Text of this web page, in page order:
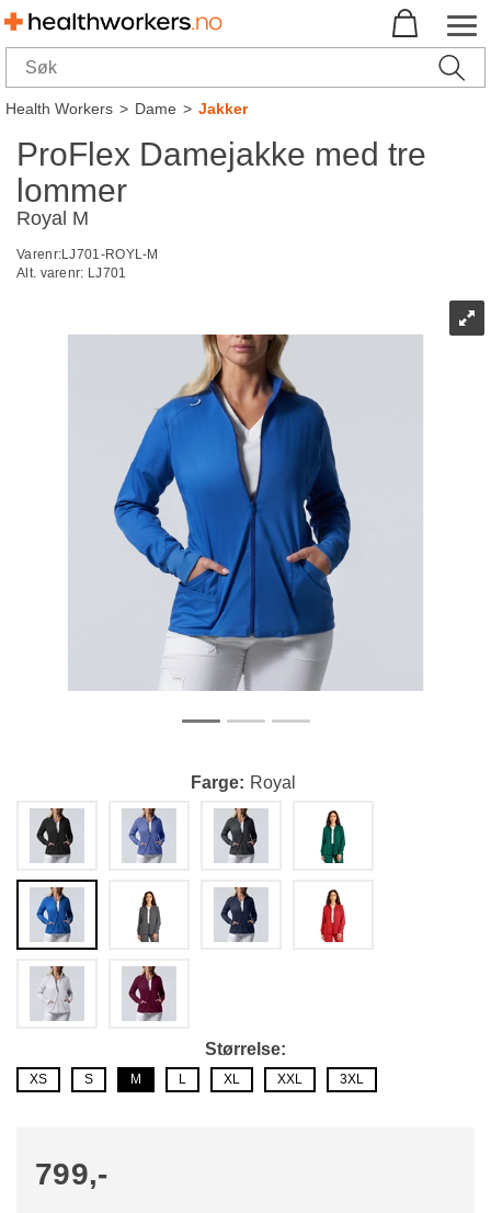
Health Workers>Dame>Jakker
ProFlex Damejakke med tre
lommer
Royal M
Varenr:LJ701-ROYL-M
Alt. varenr: LJ701
Farge Royal
Størrelse
XS S M L XL XXL 3XL
799,-